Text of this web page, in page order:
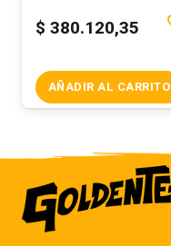
$ 380.120,35
AÑADIR AL CARRITO